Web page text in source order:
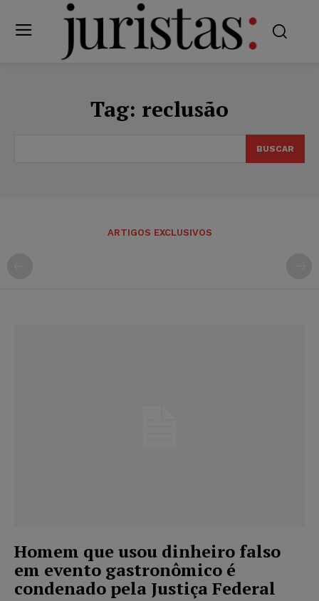
Tag: reclusão
BUSCAR
ARTIGOS EXCLUSIVOS
Homem que usou dinheiro falso
em evento gastronômico é
condenado pela Justiça Federal